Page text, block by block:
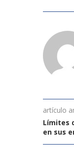
artículo
Límites
en sus